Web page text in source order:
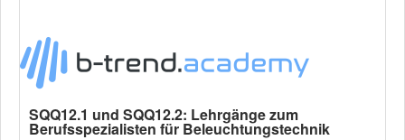
SQQ12.1 und SQQ12.2: Lehrgänge zum
Berufsspezialisten für Beleuchtungstechnik